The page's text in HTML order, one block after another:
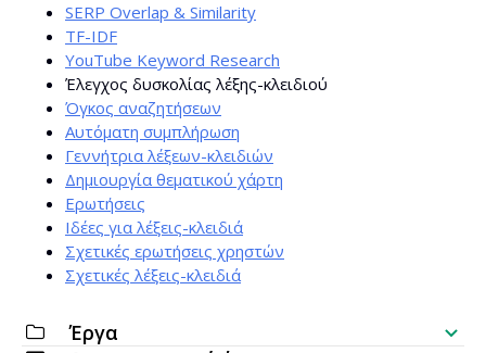
SERP Overlap & Similarity
TF-IDF
YouTube Keyword Research
Έλεγχος δυσκολίας λέξης-κλειδιού
Όγκος αναζητήσεων
Αυτόματη συμπλήρωση
Γεννήτρια λέξεων-κλειδιών
Δημιουργία θεματικού χάρτη
Ερωτήσεις
Ιδέες για λέξεις-κλειδιά
Σχετικές ερωτήσεις χρηστών
Σχετικές λέξεις-κλειδιά
Έργα